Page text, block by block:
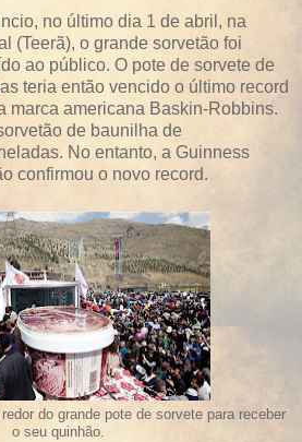
no último dia 1 de abril, na
(Teerã), o grande sorvetão foi
ao público. O pote de sorvete de
teria então vencido o último record
marca americana Baskin-Robbins.
de baunilha de
No entanto, a Guinness
confirmou o novo record.
do grande pote de sorvete para receber
o seu quinhão.